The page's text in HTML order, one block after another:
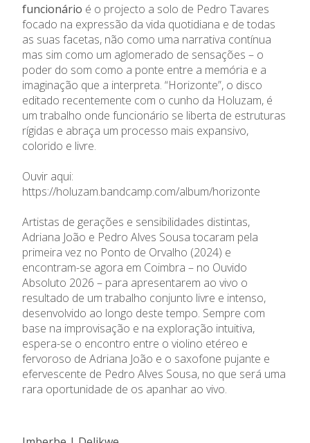
funcionário é o projecto a solo de Pedro Tavares
focado na expressão da vida quotidiana e de todas
as suas facetas, não como uma narrativa contínua
mas sim como um aglomerado de sensações – o
poder do som como a ponte entre a memória e a
imaginação que a interpreta. “Horizonte”, o disco
editado recentemente com o cunho da Holuzam, é
um trabalho onde funcionário se liberta de estruturas
rígidas e abraça um processo mais expansivo,
colorido e livre.
Ouvir aqui:
https://holuzam.bandcamp.com/album/horizonte
Artistas de gerações e sensibilidades distintas,
Adriana João e Pedro Alves Sousa tocaram pela
primeira vez no Ponto de Orvalho (2024) e
encontram-se agora em Coimbra – no Ouvido
Absoluto 2026 – para apresentarem ao vivo o
resultado de um trabalho conjunto livre e intenso,
desenvolvido ao longo deste tempo. Sempre com
base na improvisação e na exploração intuitiva,
espera-se o encontro entre o violino etéreo e
fervoroso de Adriana João e o saxofone pujante e
efervescente de Pedro Alves Sousa, no que será uma
rara oportunidade de os apanhar ao vivo.